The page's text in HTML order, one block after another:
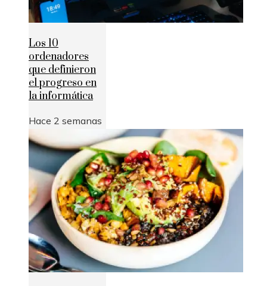
Los 10
ordenadores
que definieron
el progreso en
la informática
Hace 2 semanas